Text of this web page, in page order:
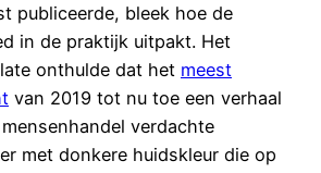
publiceerde, bleek hoe de
in de praktijk uitpakt. Het
onthulde dat het meest
van 2019 tot nu toe een verhaal
verdachte
met donkere huidskleur die op